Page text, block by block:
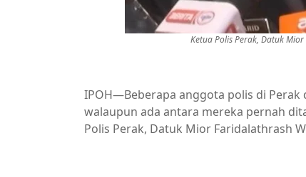
Ketua Polis Perak, Datuk
IPOH—Beberapa anggota polis di
walaupun ada antara mereka pernah
Polis Perak, Datuk Mior Faridalathrash